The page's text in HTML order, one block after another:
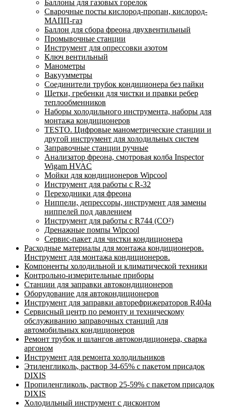
Баллоны для газовых горелок
Сварочные посты кислород-пропан, кислород-
МАПП-газ
Баллон для сбора фреона двухвентильный
Промывочные станции
Инструмент для опрессовки азотом
Ключ вентильный
Манометры
Вакуумметры
Соединители трубок кондиционера без пайки
Щетки, гребенки для чистки и правки ребер
теплообменников
Наборы холодильного инструмента, наборы для
монтажа кондиционеров
TESTO. Цифровые манометрические станции и
другой инструмент для холодильных систем
Заправочные станции ручные
Анализатор фреона, смотровая колба Inspector
Wigam HVAC
Мойки для кондиционеров Wipcool
Инструмент для работы с R-32
Переходники для фреона
Ниппели, депрессоры, инструмент для замены
ниппелей под давлением
Инструмент для работы с R744 (CO²)
Дренажные помпы Wipcool
Сервис-пакет для чистки кондиционера
Расходные материалы для монтажа кондиционеров.
Инструмент для монтажа кондиционеров.
Компоненты холодильной и климатической техники
Контрольно-измерительные приборы
Станции для заправки автокондиционеров
Оборудование для автокондиционеров
Инструмент для заправки авторефрижераторов R404a
Сервисный центр по ремонту и техническому
обслуживанию заправочных станций для
автомобильных кондиционеров
Ремонт трубок и шлангов автокондиционера, сварка
аргоном
Инструмент для ремонта холодильников
Этиленгликоль, раствор 34-65% с пакетом присадок
DIXIS
Пропиленгликоль, раствор 25-59% с пакетом присадок
DIXIS
Холодильный инструмент с дисконтом